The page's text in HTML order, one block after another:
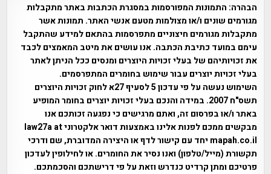
הבהרה: התמונות המפורסמות במסגרת הכתבות באתר מתקבלות
מגורמים שונים ו/או מצולמות מטעם אנשי האתר. תמונות אשר
מתקבלות מגורמים חיצוניים מתפרסמות בהתאם למידע שהתקבל
עימם במועד כתיבת הכתבה. אנו עושים את מיטב המאמצים לכבד
את זכויותיהם של בעלי זכויות היוצרים ומנסים ככל הניתן לאתר
בעלי זכויות יוצרים עבור שימוש בחומרים המתפרסמים.
השימוש נעשה על פי עדכון 5 לסעיף 27א לחוק זכויות היוצרים
תשס"ח 2007. במידה והנכם בעלי זכויות יוצרים בחומר המופיע
באתר ו/או בפרסום זה, ואתם מרגישים כי נפגעה זכותכם אנו
מבקשים ממכם לפנות אלינו באמצעות דואר אלקטרוני law27a at
mapah.co.il יחד עם קישור לדף או היצירה המדוברת, שם ודרכי
תקשורת (מייל/טלפון) ואנו נסיר את החומרים. או לחילופין לעדכון
פרטיכם ומתן קרדיט כנדרש וזאת על פי דרישתכם והסכמתכם.